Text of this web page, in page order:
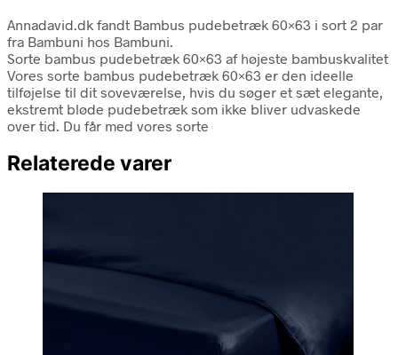
Annadavid.dk fandt Bambus pudebetræk 60×63 i sort 2 par
fra Bambuni hos Bambuni.
Sorte bambus pudebetræk 60×63 af højeste bambuskvalitet
Vores sorte bambus pudebetræk 60×63 er den ideelle
tilføjelse til dit soveværelse, hvis du søger et sæt elegante,
ekstremt bløde pudebetræk som ikke bliver udvaskede
over tid. Du får med vores sorte
Relaterede varer